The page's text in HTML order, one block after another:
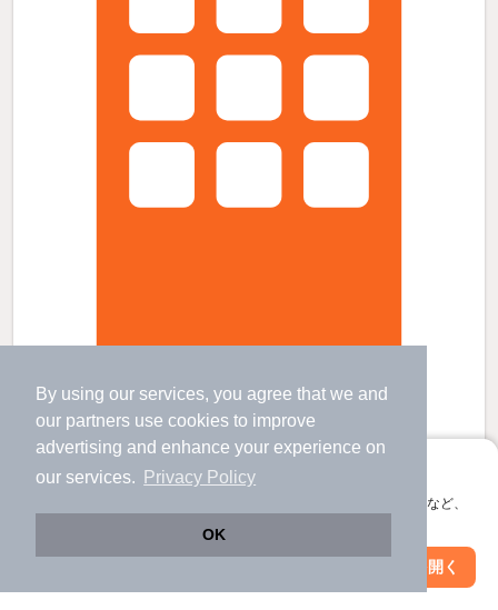
By using our services, you agree that we and
our partners use cookies to improve
advertising and enhance your experience on
our services.
Privacy Policy
OK
アプリに切り替えて、サクサクお部屋探し
会員登録なしですぐ使える。マップ検索やお気に入り保存など、
アプリを開く
勝どき駅 歩 18分 （大江戸線）
築地駅 歩 1分 （日比谷線）
ほか11駅（徒歩20分圏内）
東京都中央区築地３丁目8-1
絞り込み条件を変更